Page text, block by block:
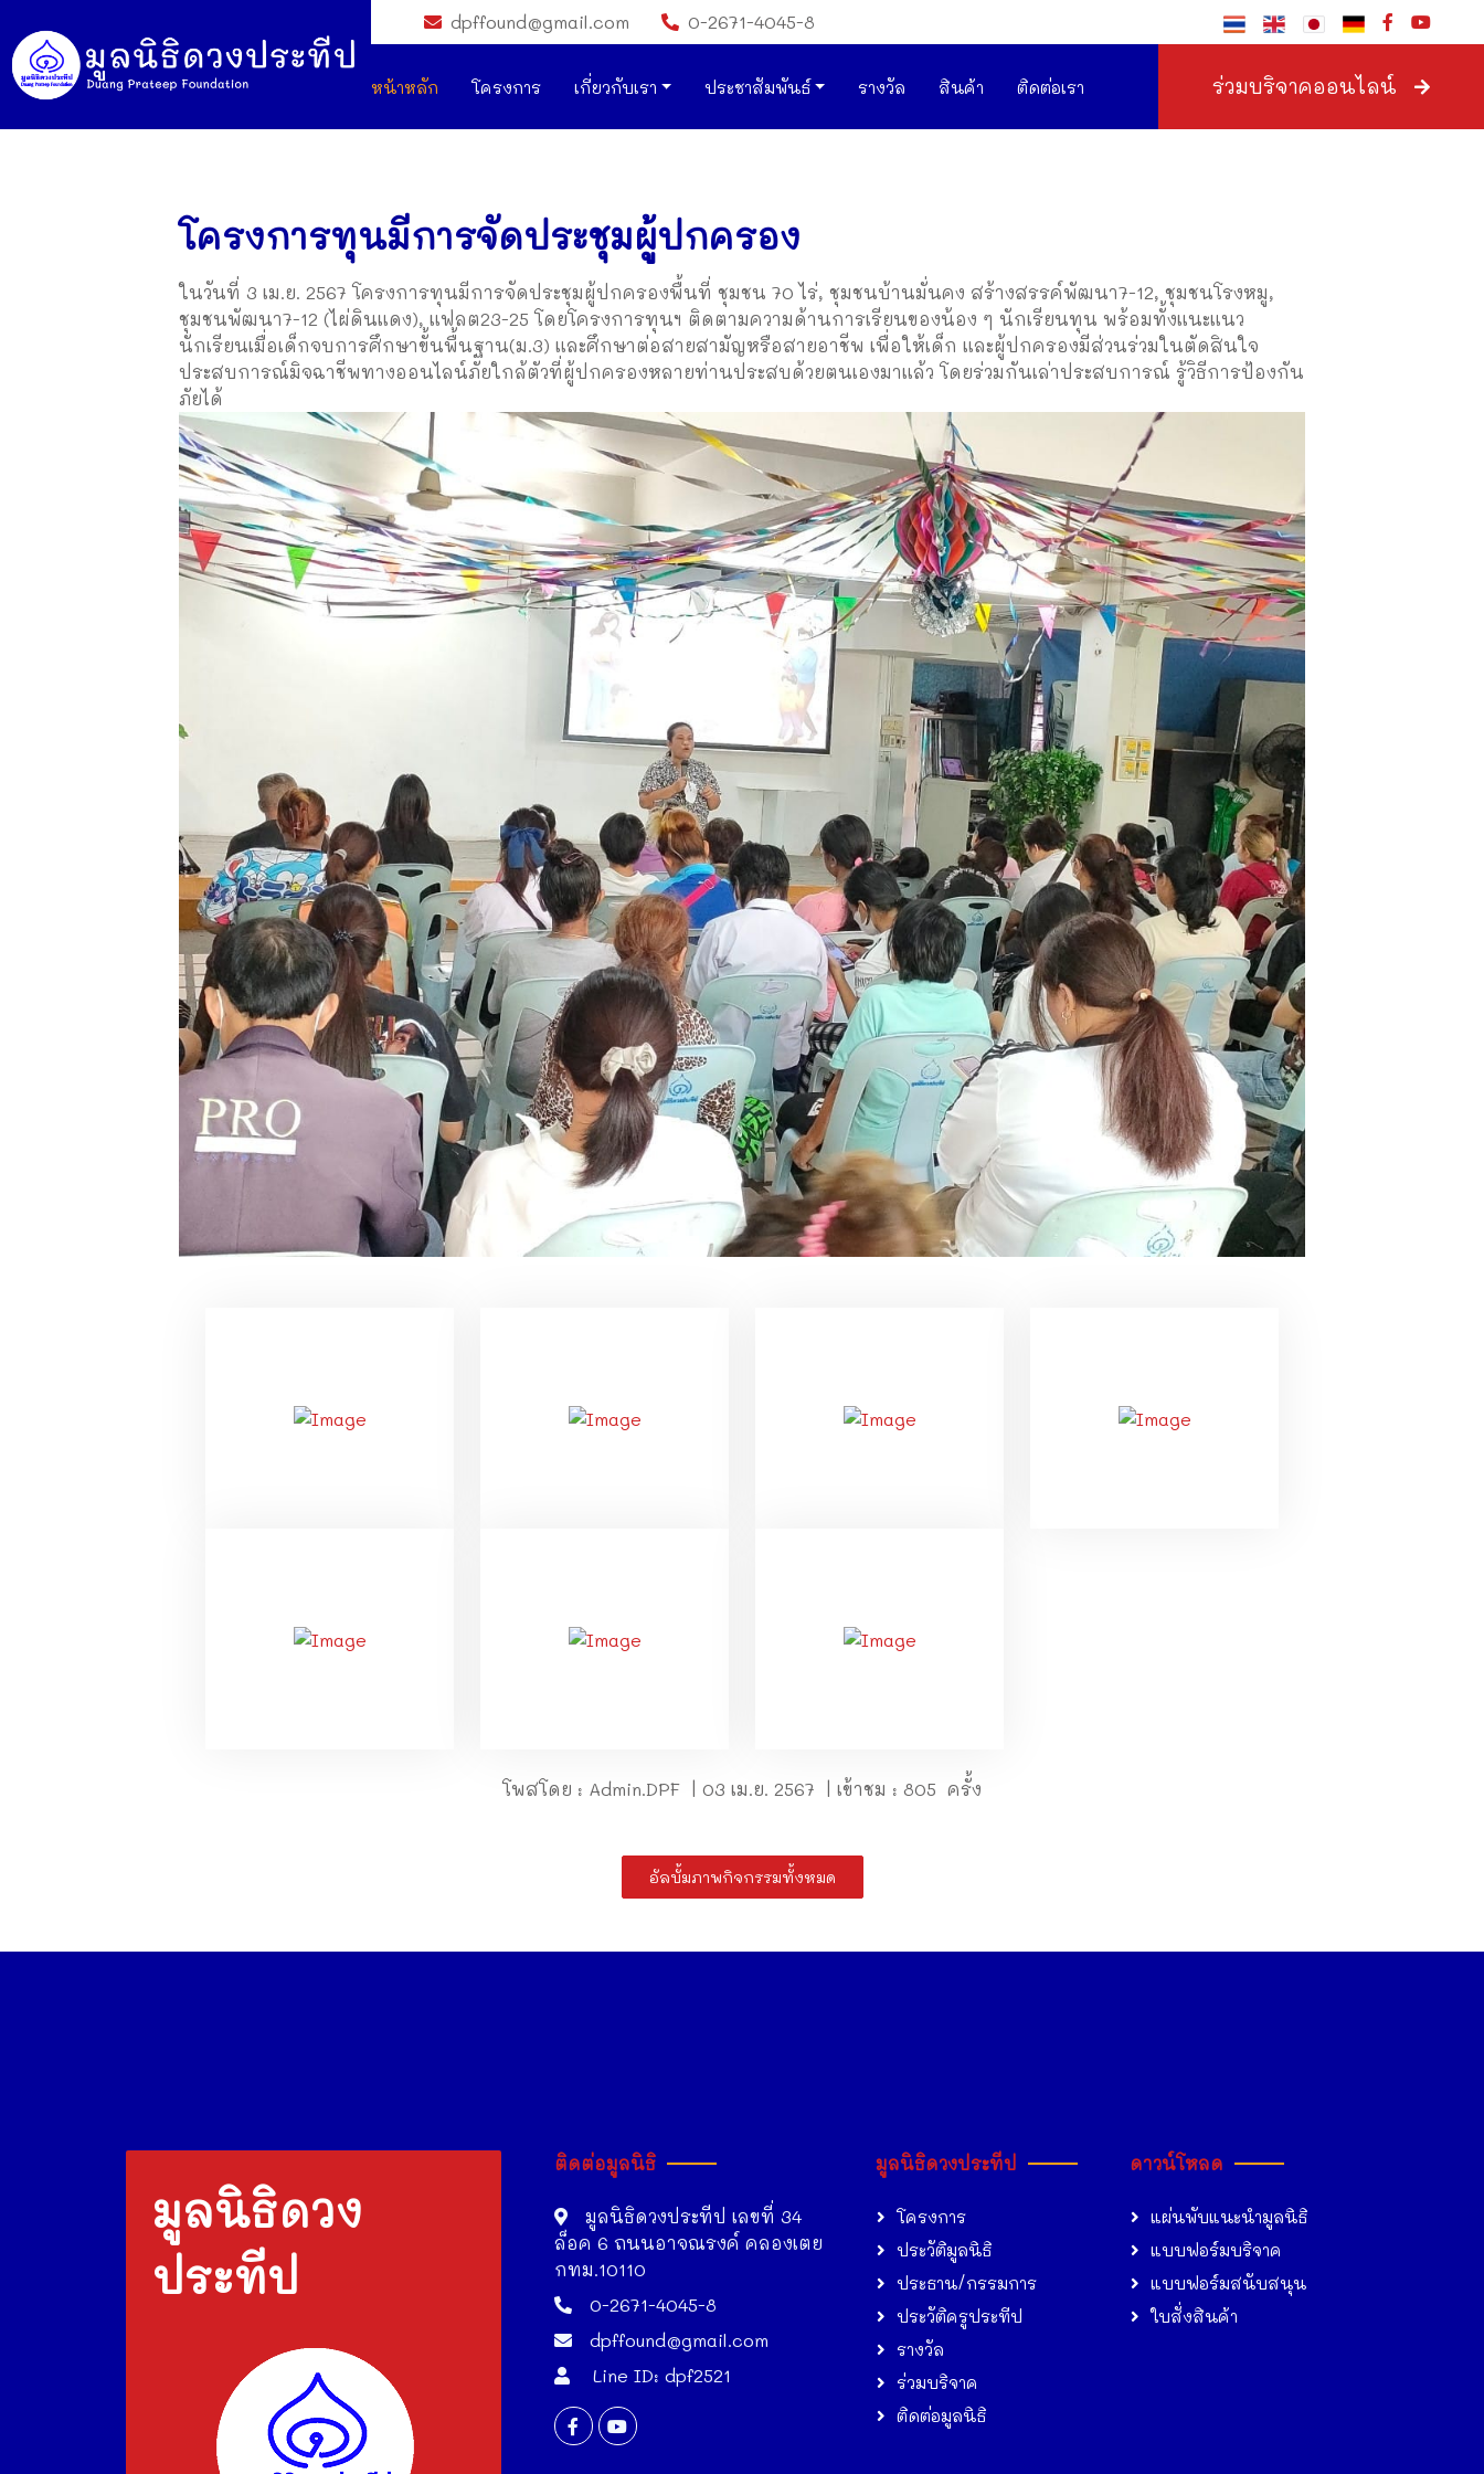
dpffound@gmail.com 0-2671-4045-8
หน้าหลัก โครงการ เกี่ยวกับเรา ประชาสัมพันธ์ รางวัล สินค้า ติดต่อเรา ร่วมบริจาคออนไลน์
โครงการทุนมีการจัดประชุมผู้ปกครอง
ในวันที่ 3 เม.ย. 2567 โครงการทุนมีการจัดประชุมผู้ปกครองพื้นที่ ชุมชน 70 ไร่, ชุมชนบ้านมั่นคง สร้างสรรค์พัฒนา7-12, ชุมชนโรงหมู,
ชุมชนพัฒนา7-12 (ไผ่ดินแดง), แฟลต23-25 โดยโครงการทุนฯ ติดตามความด้านการเรียนของน้อง ๆ นักเรียนทุน พร้อมทั้งแนะแนว
นักเรียนเมื่อเด็กจบการศึกษาขั้นพื้นฐาน(ม.3) และศึกษาต่อสายสามัญหรือสายอาชีพ เพื่อให้เด็ก และผู้ปกครองมีส่วนร่วมในตัดสินใจ
ประสบการณ์มิจฉาชีพทางออนไลน์ภัยใกล้ตัวที่ผู้ปกครองหลายท่านประสบด้วยตนเองมาแล้ว โดยร่วมกันเล่าประสบการณ์ รู้วิธีการป้องกัน
ภัยได้
โพสโดย : Admin.DPF | 03 เม.ย. 2567 | เข้าชม : 805 ครั้ง
อัลบั้มภาพกิจกรรมทั้งหมด
มูลนิธิดวง
ประทีป
ติดต่อมูลนิธิ
มูลนิธิดวงประทีป เลขที่ 34
ล็อค 6 ถนนอาจณรงค์ คลองเตย
กทม.10110
0-2671-4045-8
dpffound@gmail.com
Line ID: dpf2521
มูลนิธิดวงประทีป
โครงการ
ประวัติมูลนิธิ
ประธาน/กรรมการ
ประวัติครูประทีป
รางวัล
ร่วมบริจาค
ติดต่อมูลนิธิ
ดาวน์โหลด
แผ่นพับแนะนำมูลนิธิ
แบบฟอร์มบริจาค
แบบฟอร์มสนับสนุน
ใบสั่งสินค้า